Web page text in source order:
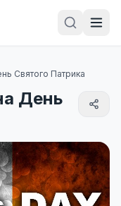
Святого Патрика
День